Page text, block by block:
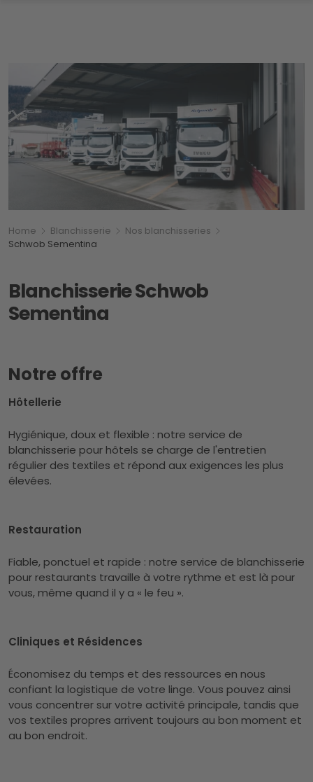
Breadcrumb
Vous êtes ici:
Home Blanchisserie
Nos blanchisseries
Schwob Sementina
Blanchisserie Schwob
Sementina
Notre offre
Hôtellerie
Hygiénique, doux et flexible : notre service de
blanchisserie pour hôtels se charge de l'entretien
régulier des textiles et répond aux exigences les plus
élevées.
Restauration
Fiable, ponctuel et rapide : notre service de blanchisserie
pour restaurants travaille à votre rythme et est là pour
vous, même quand il y a « le feu ».
Cliniques et Résidences
Économisez du temps et des ressources en nous
confiant la logistique de votre linge. Vous pouvez ainsi
vous concentrer sur votre activité principale, tandis que
vos textiles propres arrivent toujours au bon moment et
au bon endroit.